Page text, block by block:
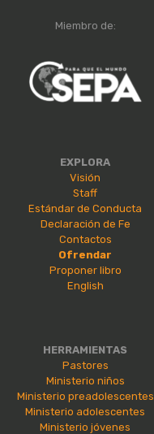
Miembro de:
EXPLORA
Visión
Staff
Estándar de Conducta
Declaración de Fe
Contactos
Ofrendar
Proponer libro
English
HERRAMIENTAS
Pastores
Ministerio niños
Ministerio preadolescentes
Ministerio adolescentes
Ministerio jóvenes